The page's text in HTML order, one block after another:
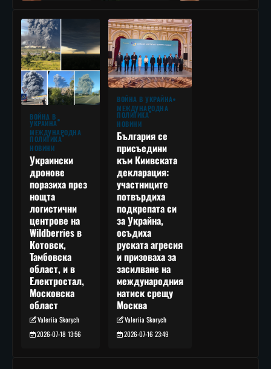
ВОЙНА В
УКРАЙНА
МЕЖДУНАРОДНА
ПОЛИТИКА
НОВИНИ
Украински
дронове
поразиха през
нощта
логистични
центрове на
Wildberries в
Котовск,
Тамбовска
област, и в
Електростал,
Московска
област
Valeriia Skorych
2026-07-18 13:56
ВОЙНА В УКРАЙНА
МЕЖДУНАРОДНА
ПОЛИТИКА
НОВИНИ
България се
присъедини
към Киивската
декларация:
участниците
потвърдиха
подкрепата си
за Украйна,
осъдиха
руската агресия
и призоваха за
засилване на
международния
натиск срещу
Москва
Valeriia Skorych
2026-07-16 23:49